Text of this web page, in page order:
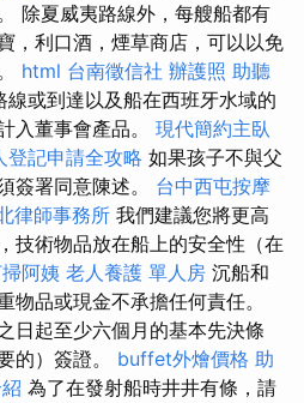
除夏威夷路線外，每艘船都有
，利口酒，煙草商店，可以以免
html 台南徵信社 辦護照 助聽
線或到達以及船在西班牙水域的
入董事會產品。 現代簡約主臥
登記申請全攻略 如果孩子不與父
簽署同意陳述。 台中西屯按摩
律師事務所 我們建議您將更高
技術物品放在船上的安全性（在
阿姨 老人養護 單人房 沉船和
物品或現金不承擔任何責任。
日起至少六個月的基本先決條
的）簽證。 buffet外燴價格 助
為了在發射船時井井有條，請